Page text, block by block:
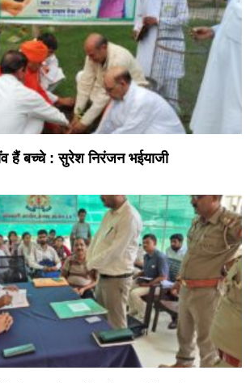
हैं बच्चे : सुरेश निरंजन भईयाजी